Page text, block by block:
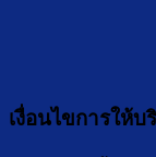
เงื่อนไขการให้บ